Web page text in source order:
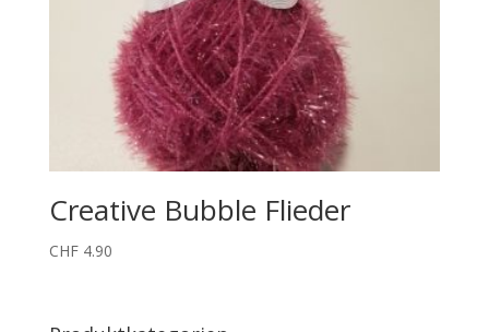
Creative Bubble Flieder
CHF4.90